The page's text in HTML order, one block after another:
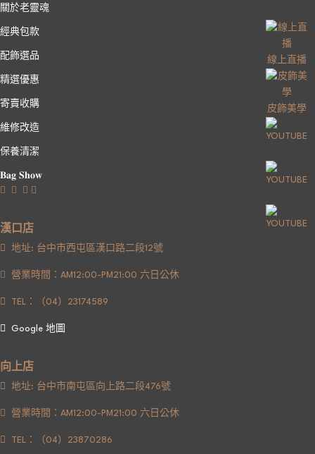
關於老靈魂
經典包款
配飾選品
精選優惠
寄賣收購
維修改造
保養清潔
𝐁𝐚𝐠 𝐒𝐡𝐨𝐰
漢口店
地址: 台中市西屯區漢口路二段12號
營業時間：AM12:00-PM21:00 六日公休
TEL：（04）23174589
Google 地圖
向上店
地址: 台中市南屯區向上路二段476號
營業時間：AM12:00-PM21:00 六日公休
TEL：（04）23870286
線上直播
皮飾美學